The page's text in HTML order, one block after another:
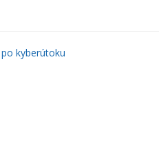
kyberútoku